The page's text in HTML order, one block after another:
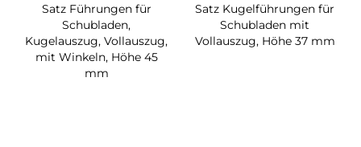
Satz Führungen für
Schubladen,
Kugelauszug, Vollauszug,
mit Winkeln, Höhe 45
mm
Satz Kugelführungen für
Schubladen mit
Vollauszug, Höhe 37 mm